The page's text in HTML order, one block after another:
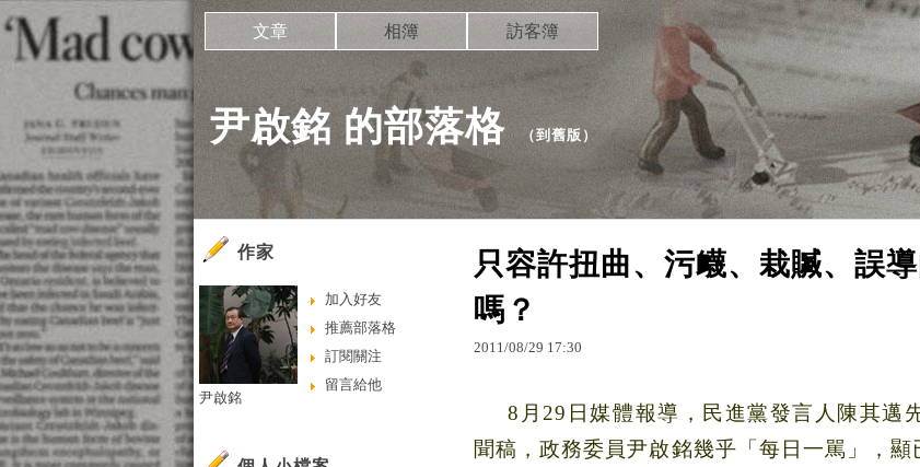
尹啟銘 的部落格 （到舊版 ）
文章 相簿 訪客簿
只容許扭曲、污衊、栽贓、誤
嗎？
2011/08/29 17:30
8 月 29 日媒體報導，民進黨發言人陳其邁
聞稿，政務委員尹啟銘幾乎「每日一駡」，
作家
加入好友
推薦部落格
訂閱關注
留言給他
尹啟銘